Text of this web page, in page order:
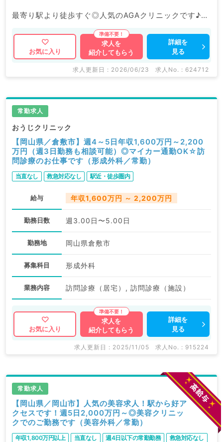
最寄り駅より徒歩すぐ◎人気のAGAクリニックです♪
高額！週5日2,100万円程度／しっかり稼ぎたい先生に
もおすすめです。
マイナビDOCTORでは病院やクリニックなどの医療機
掲載情報以外にも産業医等の企業系求人も多数扱ってい
ます。
求人内容の詳細等はお気軽にお問合せ下さい。
お気に入り
求人を
紹介してもらう
詳細を
見る
求人更新日 : 2026/06/23 求人No. : 624712
常勤求人
おうじクリニック
【岡山県／倉敷市】週4～5日年収1,600万円～2,200
万円（週3日勤務も相談可能）◎マイカー通勤OK☆訪
問診療のお仕事です（形成外科／常勤）
当直なし 救急対応なし 駅近・徒歩圏内
給与 年収1,600万円 ～ 2,200万円
勤務日数 週3.00日〜5.00日
勤務地 岡山県倉敷市
募集科目 形成外科
業務内容 訪問診療（居宅）, 訪問診療（施設）
お気に入り
求人を
紹介してもらう
詳細を
見る
求人更新日 : 2025/11/05 求人No. : 915224
常勤求人
【岡山県／岡山市】人気の美容求人！駅から好ア
クセスです！週5日2,000万円～◎美容クリニッ
クでのご勤務です（美容外科／常勤）
年収1,800万円以上 当直なし 週4日以下の常勤勤務
救急対応なし